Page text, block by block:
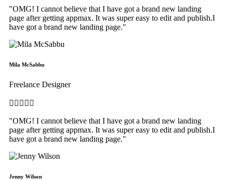
"OMG! I cannot believe that I have got a brand new landing
page after getting appmax. It was super easy to edit and publish.I
have got a brand new landing page."
Mila McSabbu
Freelance Designer
    
"OMG! I cannot believe that I have got a brand new landing
page after getting appmax. It was super easy to edit and publish.I
have got a brand new landing page."
Jenny Wilson